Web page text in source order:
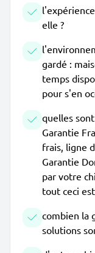
elle ?
gardé :
temps
pour s'en
quelles
Garantie
frais, ligne
Garantie
par votre
tout ceci
combien la
solutions